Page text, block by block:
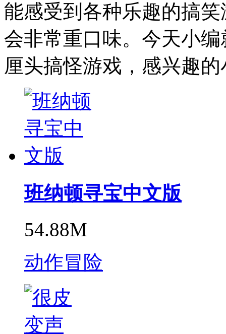
能感受到各种乐趣的搞
会非常重口味。今天小
厘头搞怪游戏，感兴趣
班纳顿寻宝中文版
54.88M
动作冒险